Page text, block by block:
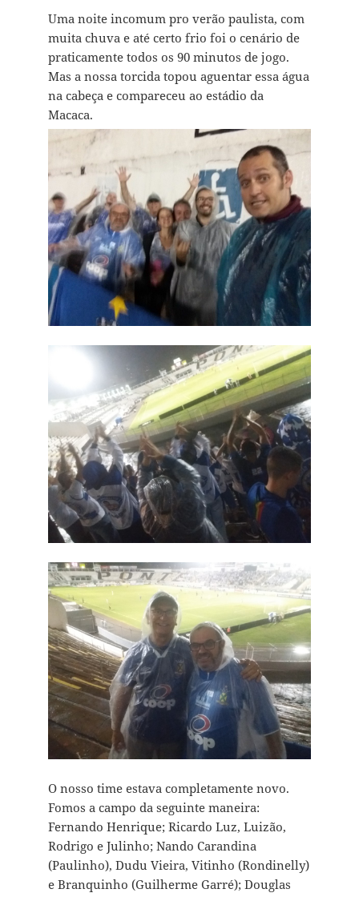
Uma noite incomum pro verão paulista, com
muita chuva e até certo frio foi o cenário de
praticamente todos os 90 minutos de jogo.
Mas a nossa torcida topou aguentar essa água
na cabeça e compareceu ao estádio da
Macaca.
O nosso time estava completamente novo.
Fomos a campo da seguinte maneira:
Fernando Henrique; Ricardo Luz, Luizão,
Rodrigo e Julinho; Nando Carandina
(Paulinho), Dudu Vieira, Vitinho (Rondinelly)
e Branquinho (Guilherme Garré); Douglas